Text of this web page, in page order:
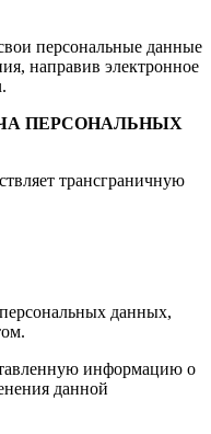
персональные данные
направив электронное
ПЕРСОНАЛЬНЫХ
трансграничную
данных,
информацию о
данной